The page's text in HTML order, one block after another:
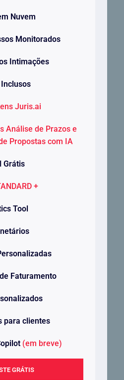
Nuvem
Monitorados
Intimações
Juris.ai
Análise de Prazos e
Propostas com IA
Grátis
+
Tool
Faturamento
para clientes
(em breve)
GRÁTIS